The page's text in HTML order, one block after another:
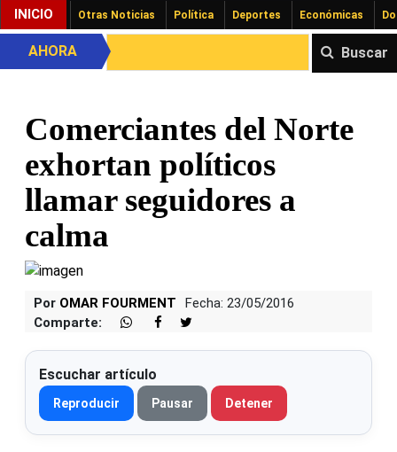
INICIO Otras Noticias Política Deportes Económicas
Buscar
AHORA
Comerciantes del Norte
exhortan políticos
llamar seguidores a
calma
Por OMAR FOURMENT
Fecha: 23/05/2016
Comparte:
Escuchar artículo
Reproducir Pausar Detener